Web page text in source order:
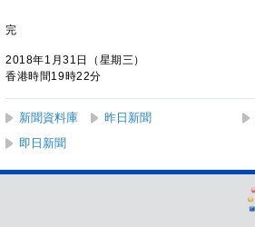
完
2018年1月31日（星期三）
香港時間19時22分
新聞資料庫 昨日新聞
即日新聞